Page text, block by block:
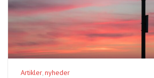
Artikler nyheder